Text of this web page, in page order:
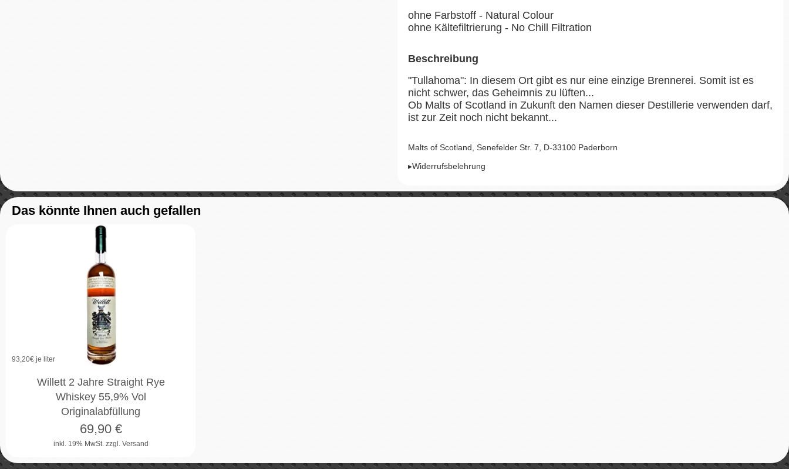
ohne Farbstoff - Natural Colour
ohne Kältefiltrierung - No Chill Filtration
Beschreibung
"Tullahoma": In diesem Ort gibt es nur eine einzige Brennerei. Somit ist es
nicht schwer, das Geheimnis zu lüften...
Ob Malts of Scotland in Zukunft den Namen dieser Destillerie verwenden darf,
ist zur Zeit noch nicht bekannt...
Malts of Scotland, Senefelder Str. 7, D-33100 Paderborn
▸Widerrufsbelehrung
Das könnte Ihnen auch gefallen
93,20€ je liter
Willett 2 Jahre Straight Rye
Whiskey 55,9% Vol
Originalabfüllung
inkl. 19% MwSt. zzgl. Versand
69,90€